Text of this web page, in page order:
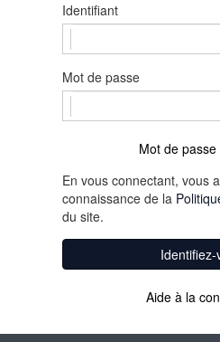
Identifiant
Mot de passe
Mot de
En vous connectant, vous
connaissance de la
du site.
Identifiez-
Aide à la